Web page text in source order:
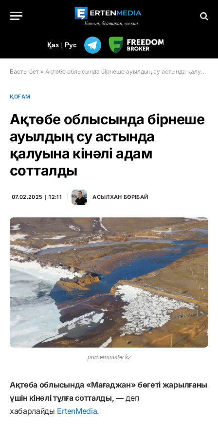
Қаз | Рус
Басты бет » Ақтөбе облысында бірнеше ауылдың су астында қалуына кінәлі адам сотталды
ҚОҒАМ
Ақтөбе облысында бірнеше
ауылдың су астында
қалуына кінәлі адам
сотталды
07.02.2025 ∣ 12:11 АСЫЛХАН БӨРІБАЙ
primeminister.kz
Ақтөба облысында «Мағаджан» бөгеті жарылғаны
үшін кінәлі тұлға сотталды, —деп
хабарлайды ErtenMedia.